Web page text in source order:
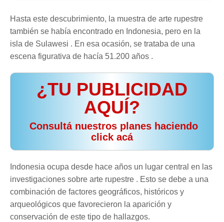
Hasta este descubrimiento, la muestra de arte rupestre
también se había encontrado en Indonesia, pero en la
isla de Sulawesi . En esa ocasión, se trataba de una
escena figurativa de hacía 51.200 años .
¿TU PUBLICIDAD
AQUÍ?
️ Consultá nuestros planes haciendo
click acá
Indonesia ocupa desde hace años un lugar central en las
investigaciones sobre arte rupestre . Esto se debe a una
combinación de factores geográficos, históricos y
arqueológicos que favorecieron la aparición y
conservación de este tipo de hallazgos.